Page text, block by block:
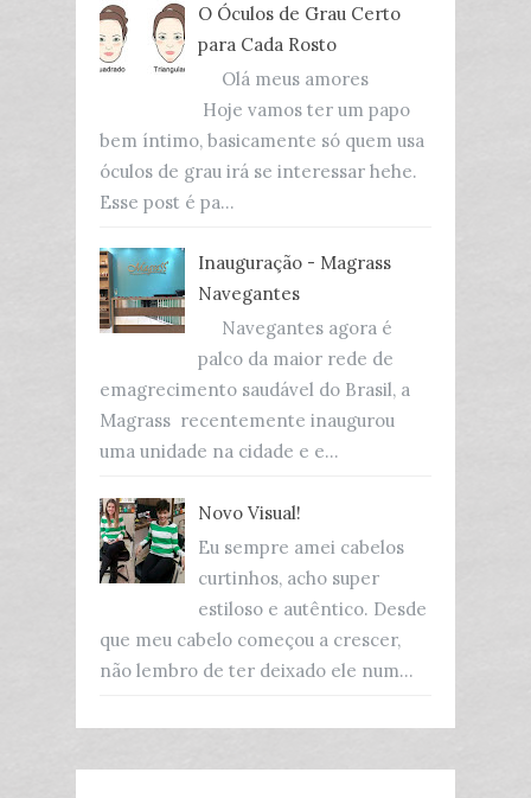
O Óculos de Grau Certo
para Cada Rosto
Olá meus amores
Hoje vamos ter um papo
bem íntimo, basicamente só quem usa
óculos de grau irá se interessar hehe.
Esse post é pa...
Inauguração - Magrass
Navegantes
Navegantes agora é
palco da maior rede de
emagrecimento saudável do Brasil, a
Magrass recentemente inaugurou
uma unidade na cidade e e...
Novo Visual!
Eu sempre amei cabelos
curtinhos, acho super
estiloso e autêntico. Desde
que meu cabelo começou a crescer,
não lembro de ter deixado ele num...